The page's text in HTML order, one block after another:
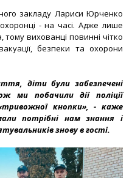
закладу Лариси Юрченко
- на часі. Адже лише
тому вихованці повинні чітко
безпеки та охорони
діти були забезпечені
ми побачили дії поліції
кнопки», - каже
потрібні нам знання і
знову в гості.